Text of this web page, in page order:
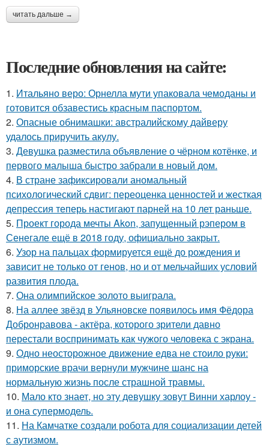
читать дальше →
Последние обновления на сайте:
1. Итальяно веро: Орнелла мути упаковала чемоданы и
готовится обзавестись красным паспортом.
2. Опасные обнимашки: австралийскому дайверу
удалось приручить акулу.
3. Девушка разместила объявление о чёрном котёнке, и
первого малыша быстро забрали в новый дом.
4. В стране зафиксировали аномальный
психологический сдвиг: переоценка ценностей и жесткая
депрессия теперь настигают парней на 10 лет раньше.
5. Проект города мечты Akon, запущенный рэпером в
Сенегале ещё в 2018 году, официально закрыт.
6. Узор на пальцах формируется ещё до рождения и
зависит не только от генов, но и от мельчайших условий
развития плода.
7. Она олимпийское золото выиграла.
8. На аллее звёзд в Ульяновске появилось имя Фёдора
Добронравова - актёра, которого зрители давно
перестали воспринимать как чужого человека с экрана.
9. Одно неосторожное движение едва не стоило руки:
приморские врачи вернули мужчине шанс на
нормальную жизнь после страшной травмы.
10. Мало кто знает, но эту девушку зовут Винни харлоу -
и она супермодель.
11. На Камчатке создали робота для социализации детей
с аутизмом.